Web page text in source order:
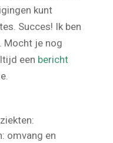
mee om te
kunt
Succes! Ik ben
Mocht je nog
een